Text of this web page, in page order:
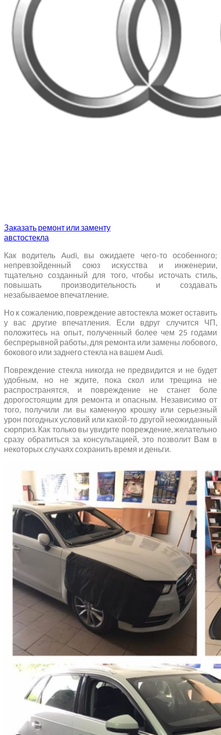
Заказать ремонт или заменту
австостекла
Как водитель Audi, вы ожидаете чего-то особенного;
непревзойденный союз искусства и инженерии,
тщательно созданный для того, чтобы источать стиль,
повышать производительность и создавать
незабываемое впечатление.
Но к сожалению, повреждение автостекла может оставить
у вас другие впечатления. Если вдруг случится ЧП,
положитесь на опыт, полученный более чем 25 годами
беспрерывной работы, для ремонта или замены лобового,
бокового или заднего стекла на вашем Audi.
Повреждение стекла никогда не предвидится и не будет
удобным, но не ждите, пока скол или трещина не
распространятся, и повреждение не станет боле
дорогостоящим для ремонта и опасным. Независимо от
того, получили ли вы каменную крошку или серьезный
урон погодных условий или какой-то другой неожиданный
сюрприз. Как только вы увидите повреждение, желательно
сразу обратиться за консультацией, это позволит Вам в
некоторых случаях сохранить время и деньги.